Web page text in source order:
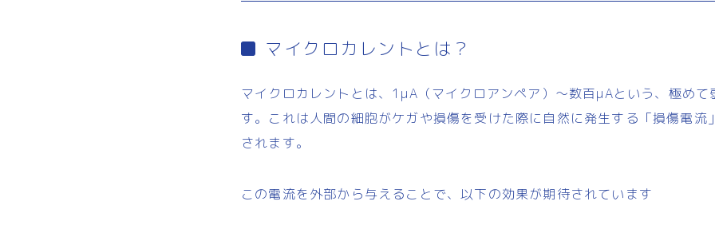
マイクロカレントとは？
マイクロカレントとは、1μA（マイクロアンペア）〜数百μAという、極めて
す。これは人間の細胞がケガや損傷を受けた際に自然に発生する「損傷電流
されます。
この電流を外部から与えることで、以下の効果が期待されています